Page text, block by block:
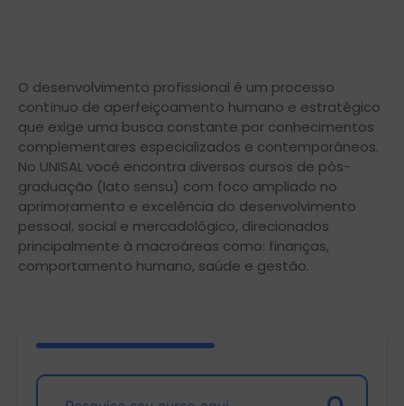
O desenvolvimento profissional é um processo
contínuo de aperfeiçoamento humano e estratégico
que exige uma busca constante por conhecimentos
complementares especializados e contemporâneos.
No UNISAL você encontra diversos cursos de pós-
graduação (lato sensu) com foco ampliado no
aprimoramento e excelência do desenvolvimento
pessoal, social e mercadológico, direcionados
principalmente à macroáreas como: finanças,
comportamento humano, saúde e gestão.